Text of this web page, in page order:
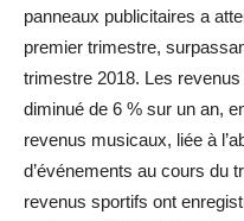
panneaux publicitaires a
premier trimestre,
trimestre 2018. Les revenus
diminué de 6 % sur un an,
revenus musicaux, liée à
d’événements au cours du
revenus sportifs ont